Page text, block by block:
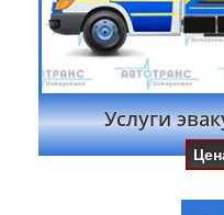
Услуги